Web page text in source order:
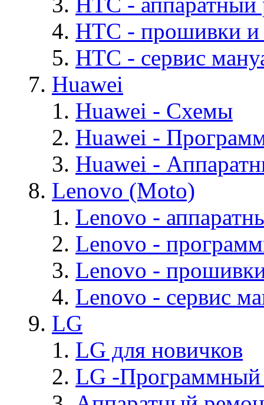
HTC - прошивки
HTC - cервис
Huawei
Huawei - Cхемы
Huawei -
Huawei -
Lenovo (Moto)
Lenovo -
Lenovo -
Lenovo -
Lenovo - cервис
LG
LG для новичков
LG -Программный